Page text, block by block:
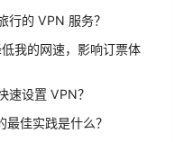
行的 VPN 服务？
我的网速，影响订票体
速设置 VPN？
最佳实践是什么？